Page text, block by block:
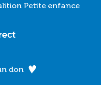
Petite enfance
don